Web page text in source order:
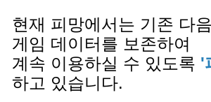
현재 피망에서는 기존 다
게임 데이터를 보존하여
계속 이용하실 수 있도록 '
하고 있습니다.